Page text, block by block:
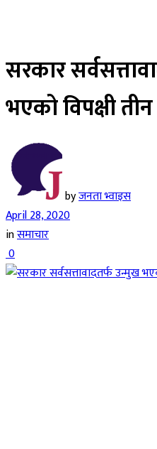
सरकार
भएको विपक्षी
byजनता भ्वाइस
April 28, 2020
inसमाचार
0